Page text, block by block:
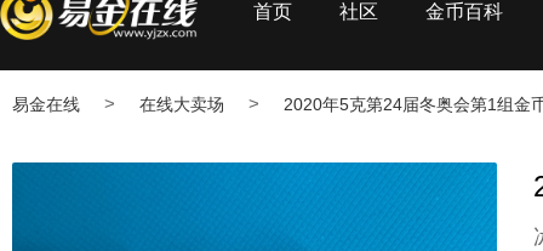
首页 社区 金币百科
易金在线 > 在线大卖场 > 2020年5克第24届冬奥会第1组金